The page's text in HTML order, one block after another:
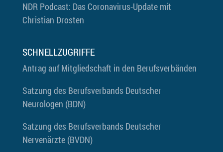
NDR Podcast: Das Coronavirus-Update mit
Christian Drosten
SCHNELLZUGRIFFE
Antrag auf Mitgliedschaft in den Berufsverbänden
Satzung des Berufsverbands Deutscher
Neurologen (BDN)
Satzung des Berufsverbands Deutscher
Nervenärzte (BVDN)